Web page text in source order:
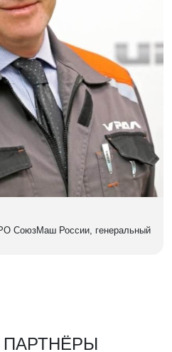
СоюзМаш России, генеральный